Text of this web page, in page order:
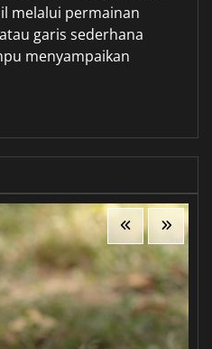
melalui permainan
garis sederhana
menyampaikan